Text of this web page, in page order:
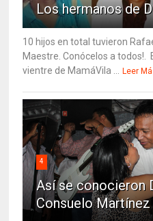
Los hermanos de
10 hijos en total tuvieron
Maestre. Conócelos a todos!.
vientre de MamáVila ... Leer
4
Así se conocieron
Consuelo Martínez